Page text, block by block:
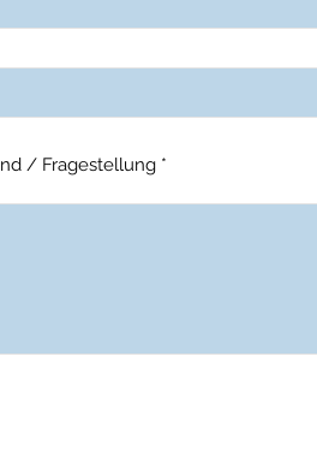
/ Fragestellung